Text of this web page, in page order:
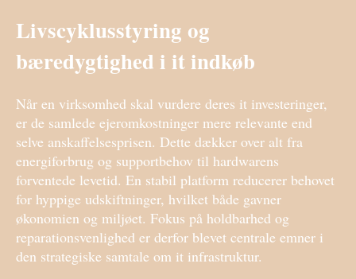
Livscyklusstyring og
bæredygtighed i it indkøb
Når en virksomhed skal vurdere deres it investeringer,
er de samlede ejeromkostninger mere relevante end
selve anskaffelsesprisen. Dette dækker over alt fra
energiforbrug og supportbehov til hardwarens
forventede levetid. En stabil platform reducerer behovet
for hyppige udskiftninger, hvilket både gavner
økonomien og miljøet. Fokus på holdbarhed og
reparationsvenlighed er derfor blevet centrale emner i
den strategiske samtale om it infrastruktur.